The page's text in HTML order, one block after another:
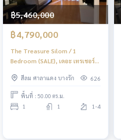
฿5,460,000
฿4,790,000
The Treasure Silom / 1
Bedroom (SALE), เดอะ เทรเชอร์
สีลม ศาลาแดง บางรัก
626
พื้นที่ : 50.00 ตร.ม.
1 1 1-4